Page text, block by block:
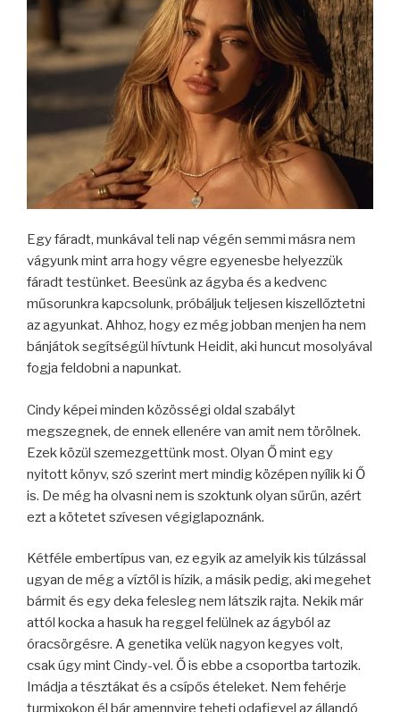
Egy fáradt, munkával teli nap végén semmi másra nem
vágyunk mint arra hogy végre egyenesbe helyezzük
fáradt testünket. Beesünk az ágyba és a kedvenc
műsorunkra kapcsolunk, próbáljuk teljesen kiszellőztetni
az agyunkat. Ahhoz, hogy ez még jobban menjen ha nem
bánjátok segítségül hívtunk Heidit, aki huncut mosolyával
fogja feldobni a napunkat.
Cindy képei minden közösségi oldal szabályt
megszegnek, de ennek ellenére van amit nem törölnek.
Ezek közül szemezgettünk most. Olyan Ő mint egy
nyitott könyv, szó szerint mert mindig középen nyílik ki Ő
is. De még ha olvasni nem is szoktunk olyan sűrűn, azért
ezt a kötetet szívesen végiglapoznánk.
Kétféle embertípus van, ez egyik az amelyik kis túlzással
ugyan de még a víztől is hízik, a másik pedig, aki megehet
bármit és egy deka felesleg nem látszik rajta. Nekik már
attól kocka a hasuk ha reggel felülnek az ágyból az
óracsörgésre. A genetika velük nagyon kegyes volt,
csak úgy mint Cindy-vel. Ő is ebbe a csoportba tartozik.
Imádja a tésztákat és a csípős ételeket. Nem fehérje
turmixokon él bár amennyire teheti odafigyel az állandó